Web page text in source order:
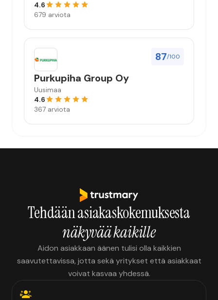
4.6
679 arviota
87/100
Purkupiha Group Oy
Uusimaa
4.6
367 arviota
Tehdään asiakaskokemuksesta
näkyvää kaikille
Aidon asiakkaan äänen tulisi olla kaikkien
saavutettavissa, jotta sekä yritykset että asiakkaat
voivat kasvaa yhdessä.